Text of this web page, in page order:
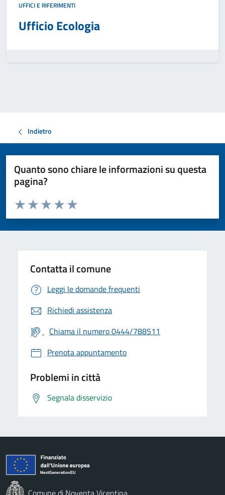
UFFICI E RIFERIMENTI
Ufficio Ecologia
Indietro
Quanto sono chiare le informazioni su questa
pagina?
Valuta da 1 a 5 stelle la pagina
Valuta 5 stelle su 5
Valuta 4 stelle su 5
Valuta 3 stelle su 5
Valuta 2 stelle su 5
Valuta 1 stelle su 5
Contatta il comune
Leggi le domande frequenti
Richiedi assistenza
Chiama il numero 0444/788511
Prenota appuntamento
Problemi in città
Segnala disservizio